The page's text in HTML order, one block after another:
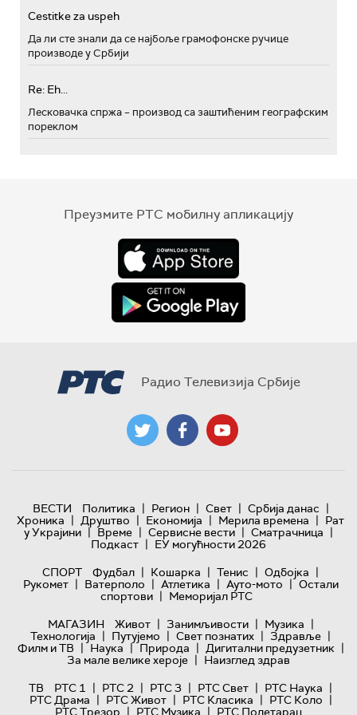
Cestitke za uspeh
Да ли сте знали да се најбоље грамофонске ручице
производе у Србији
Re: Eh...
Лесковачка спржа – производ са заштићеним географским
пореклом
Преузмите РТС мобилну апликацију
Радио Телевизија Србије
ВЕСТИ Политика | Регион | Свет | Србија данас |
Хроника | Друштво | Економија | Мерила времена | Рат
у Украјини | Време | Сервисне вести | Сматрачница |
Подкаст | ЕУ могућности 2026
СПОРТ
Фудбал | Кошарка | Тенис | Одбојка |
Рукомет | Ватерполо | Атлетика | Ауто-мото | Остали
спортови | Меморијал РТС
МАГАЗИН
Живот | Занимљивости | Музика |
Технологијa | Путујемо | Свет познатих | Здравље |
Филм и ТВ | Наука | Природа | Дигитални предузетник |
За мале велике хероје | Наизглед здрав
ТВ
РТС 1 | РТС 2 | РТС 3 | РТС Свет | РТС Наука |
РТС Драма | РТС Живот | РТС Класика | РТС Коло |
РТС Трезор РТС Музика РТС Полетарац